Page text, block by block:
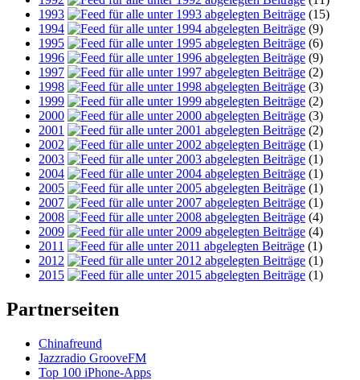
1993
(15)
1994
(9)
1995
(6)
1996
(9)
1997
(2)
1998
(3)
1999
(2)
2000
(3)
2001
(2)
2002
(1)
2003
(1)
2004
(1)
2005
(1)
2007
(1)
2008
(4)
2009
(4)
2011
(1)
2012
(1)
2015
(1)
Partnerseiten
Chinafreund
Jazzradio GrooveFM
Top 100 iPhone-Apps